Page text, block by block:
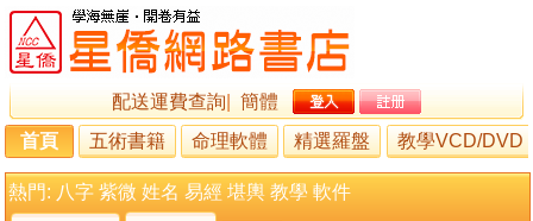
配送運費查詢
簡體
首頁
五術書籍 命理軟體 精選羅盤 教學VCD/DVD
熱門: 八字 紫微 姓名 易經 堪輿 教學 軟件